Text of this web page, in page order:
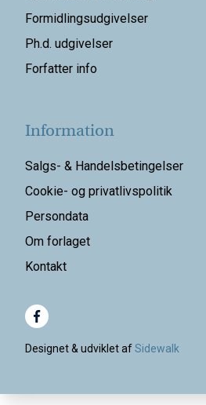
Formidlingsudgivelser
Ph.d. udgivelser
Forfatter info
Information
Salgs- & Handelsbetingelser
Cookie- og privatlivspolitik
Persondata
Om forlaget
Kontakt
Designet & udviklet afSidewalk